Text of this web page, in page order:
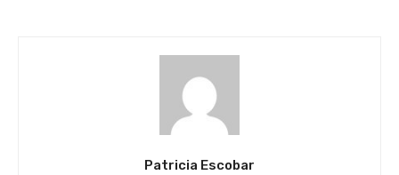
Patricia Escobar